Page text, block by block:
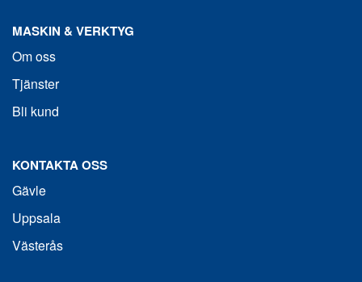
MASKIN & VERKTYG
Om oss
Tjänster
Bli kund
KONTAKTA OSS
Gävle
Uppsala
Västerås